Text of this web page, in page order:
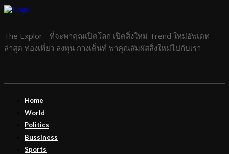
The Explor - ที่จะพาคุณเปิดโลก เปิดสิ่งใหม่ Trend ใหม่อัพเดท
ล่าสุด ท่องเที่ยว ลงทุน กางเต็นท์ พาคุณสัมผัสสิ่งใหม่ไปกับเรา
Home
World
Politics
Bussiness
Sports